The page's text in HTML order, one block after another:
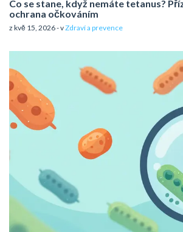
Co se stane, když nemáte tetanus?
ochrana očkováním
z kvě 15, 2026 - vZdraví a prevence